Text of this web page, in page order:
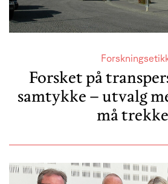
Forsket på
samtykke – utvalg
må